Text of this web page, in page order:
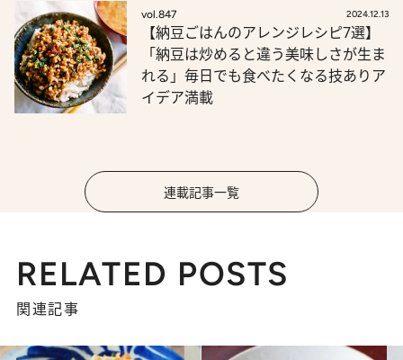
vol.847 2024.12.13
【納豆ごはんのアレンジレシピ7選】
「納豆は炒めると違う美味しさが生ま
れる」毎日でも食べたくなる技ありア
イデア満載
連載記事一覧
RELATED POSTS
関連記事